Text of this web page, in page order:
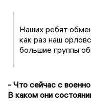
Наших ребят
как раз наш
большие группы
- Что сейчас с
В каком они